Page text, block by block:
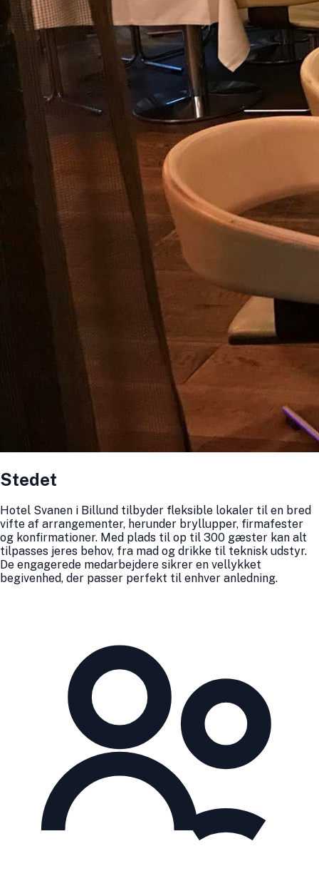
Stedet
Hotel Svanen i Billund tilbyder fleksible lokaler til en bred
vifte af arrangementer, herunder bryllupper, firmafester
og konfirmationer. Med plads til op til 300 gæster kan alt
tilpasses jeres behov, fra mad og drikke til teknisk udstyr.
De engagerede medarbejdere sikrer en vellykket
begivenhed, der passer perfekt til enhver anledning.